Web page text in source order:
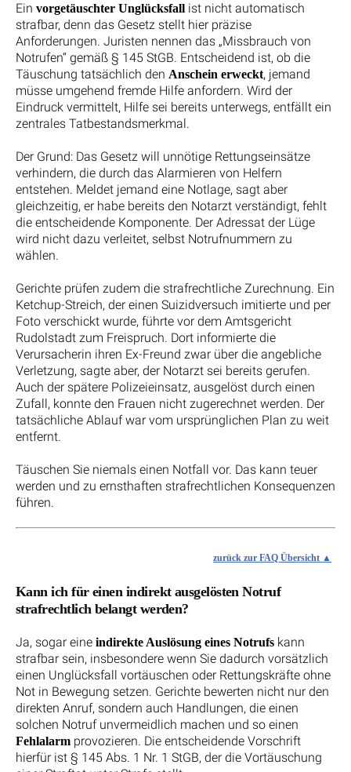
Ein vorgetäuschter Unglücksfall ist nicht automatisch
strafbar, denn das Gesetz stellt hier präzise
Anforderungen. Juristen nennen das „Missbrauch von
Notrufen“ gemäß § 145 StGB. Entscheidend ist, ob die
Täuschung tatsächlich den Anschein erweckt, jemand
müsse umgehend fremde Hilfe anfordern. Wird der
Eindruck vermittelt, Hilfe sei bereits unterwegs, entfällt ein
zentrales Tatbestandsmerkmal.
Der Grund: Das Gesetz will unnötige Rettungseinsätze
verhindern, die durch das Alarmieren von Helfern
entstehen. Meldet jemand eine Notlage, sagt aber
gleichzeitig, er habe bereits den Notarzt verständigt, fehlt
die entscheidende Komponente. Der Adressat der Lüge
wird nicht dazu verleitet, selbst Notrufnummern zu
wählen.
Gerichte prüfen zudem die strafrechtliche Zurechnung. Ein
Ketchup-Streich, der einen Suizidversuch imitierte und per
Foto verschickt wurde, führte vor dem Amtsgericht
Rudolstadt zum Freispruch. Dort informierte die
Verursacherin ihren Ex-Freund zwar über die angebliche
Verletzung, sagte aber, der Notarzt sei bereits gerufen.
Auch der spätere Polizeieinsatz, ausgelöst durch einen
Zufall, konnte den Frauen nicht zugerechnet werden. Der
tatsächliche Ablauf war vom ursprünglichen Plan zu weit
entfernt.
Täuschen Sie niemals einen Notfall vor. Das kann teuer
werden und zu ernsthaften strafrechtlichen Konsequenzen
führen.
zurück zur FAQ Übersicht
Kann ich für einen indirekt ausgelösten Notruf
strafrechtlich belangt werden?
Ja, sogar eine indirekte Auslösung eines Notrufs kann
strafbar sein, insbesondere wenn Sie dadurch vorsätzlich
einen Unglücksfall vortäuschen oder Rettungskräfte ohne
Not in Bewegung setzen. Gerichte bewerten nicht nur den
direkten Anruf, sondern auch Handlungen, die einen
solchen Notruf unvermeidlich machen und so einen
Fehlalarm provozieren. Die entscheidende Vorschrift
hierfür ist § 145 Abs. 1 Nr. 1 StGB, der die Vortäuschung